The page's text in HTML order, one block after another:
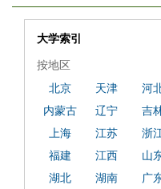
大学索引
按地区
北京
天津 河
内蒙古
辽宁 吉
上海
江苏 浙
福建
江西 山
湖北
湖南 广